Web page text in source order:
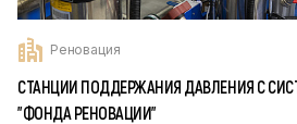
Реновация
СТАНЦИИ ПОДДЕРЖАНИЯ ДАВЛЕНИЯ С
"ФОНДА РЕНОВАЦИИ"